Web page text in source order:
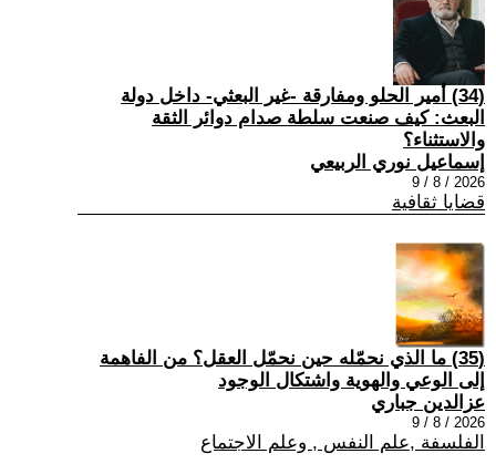
(34) أمير الحلو ومفارقة -غير البعثي- داخل دولة
البعث: كيف صنعت سلطة صدام دوائر الثقة
والاستثناء؟
إسماعيل نوري الربيعي
2026 / 8 / 9
قضايا ثقافية
(35) ما الذي نحمّله حين نحمّل العقل؟ من الفاهمة
إلى الوعي والهوية واشتكال الوجود
عزالدين جباري
2026 / 8 / 9
الفلسفة ,علم النفس , وعلم الاجتماع